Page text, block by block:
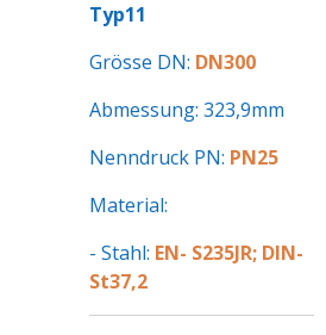
Typ11
Grösse DN: DN300
Abmessung: 323,9mm
Nenndruck PN: PN25
Material:
- Stahl: EN- S235JR; DIN-
St37,2